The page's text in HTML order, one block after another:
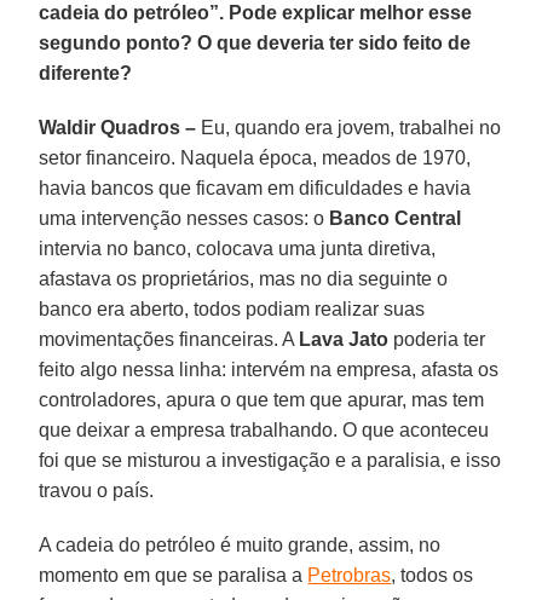
cadeia do petróleo”. Pode explicar melhor esse
segundo ponto? O que deveria ter sido feito de
diferente?
Waldir Quadros – Eu, quando era jovem, trabalhei no
setor financeiro. Naquela época, meados de 1970,
havia bancos que ficavam em dificuldades e havia
uma intervenção nesses casos: o Banco Central
intervia no banco, colocava uma junta diretiva,
afastava os proprietários, mas no dia seguinte o
banco era aberto, todos podiam realizar suas
movimentações financeiras. A Lava Jato poderia ter
feito algo nessa linha: intervém na empresa, afasta os
controladores, apura o que tem que apurar, mas tem
que deixar a empresa trabalhando. O que aconteceu
foi que se misturou a investigação e a paralisia, e isso
travou o país.
A cadeia do petróleo é muito grande, assim, no
momento em que se paralisa a Petrobras, todos os